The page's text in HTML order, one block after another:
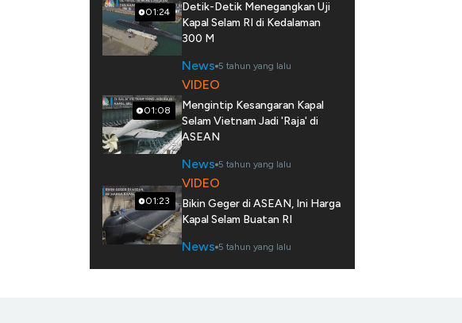
01:24
Detik-Detik Menegangkan Uji
Kapal Selam RI di Kedalaman
300 M
News 5 tahun yang lalu
01:08
VIDEO
Mengintip Kesangaran Kapal
Selam Vietnam Jadi 'Raja' di
ASEAN
News 5 tahun yang lalu
01:23
VIDEO
Bikin Geger di ASEAN, Ini Harga
Kapal Selam Buatan RI
News 5 tahun yang lalu